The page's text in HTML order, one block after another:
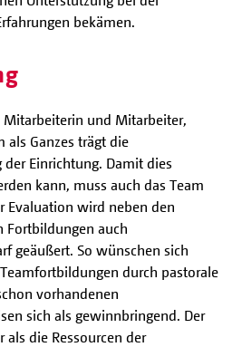
bekämen.
und Mitarbeiter,
als Ganzes trägt die
Einrichtung. Damit dies
kann, muss auch das Team
Evaluation wird neben den
Fortbildungen auch
geäußert. So wünschen sich
durch pastorale
vorhandenen
sich als gewinnbringend. Der
als die Ressourcen der